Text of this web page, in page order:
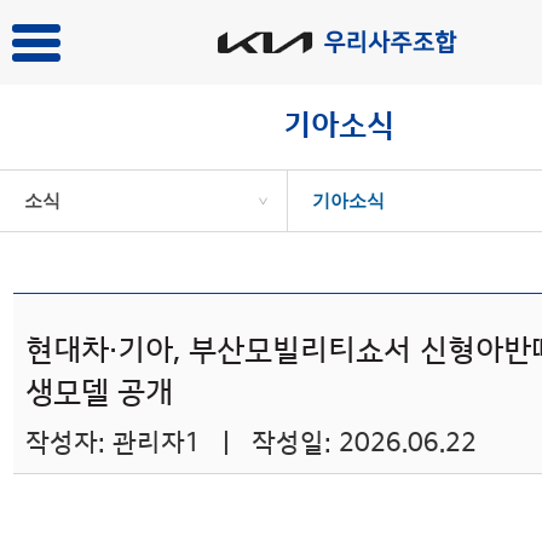
기아소식
소식 > 기아소식
현대차·기아, 부산모빌리티쇼서 신형아
생모델 공개
작성자: 관리자1 | 작성일: 2026.06.22